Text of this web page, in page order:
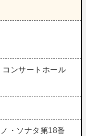
コンサートホール
・ソナタ第18番